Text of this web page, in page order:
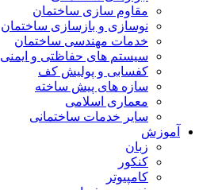
مقاوم سازی ساختمان
نوسازی و بازسازی ساختمان
خدمات مهندسی ساختمان
سیستم های حفاظتی و ایمنی
کفسابی و پولیش کف
سازه های پیش ساخته
معماری اسلامی
سایر خدمات ساختمانی
آموزش
زبان
کنکور
کامپیوتر